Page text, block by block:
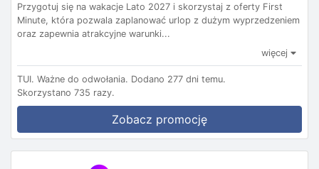
Przygotuj się na wakacje Lato 2027 i skorzystaj z oferty First
Minute, która pozwala zaplanować urlop z dużym wyprzedzeniem
oraz zapewnia atrakcyjne warunki...
więcej
TUI. Ważne do odwołania. Dodano 277 dni temu.
Skorzystano 735 razy.
Zobacz promocję